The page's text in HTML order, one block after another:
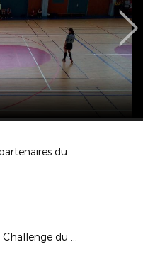
Vœux avec les partenaires du District
2- Mozaic Foot Challenge du 08/12/17